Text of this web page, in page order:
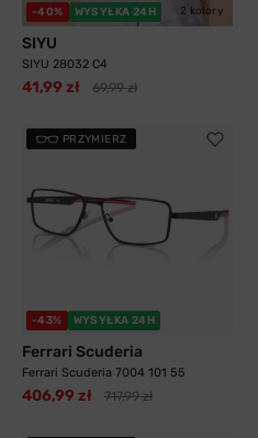
-40% WYSYŁKA 24H 2 kolory
SIYU
SIYU 28032 C4
41,99 zł 69,99 zł
PRZYMIERZ
-43% WYSYŁKA 24H
Ferrari Scuderia
Ferrari Scuderia 7004 101 55
406,99 zł 717,99 zł